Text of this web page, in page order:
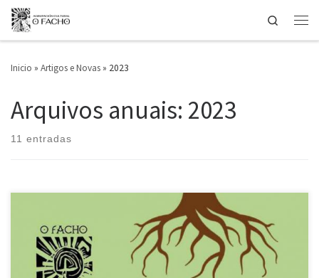
Saltar ao contido
Search
Inicio » Artigos e Novas » 2023
Arquivos anuais: 2023
11 entradas
O pasado 19 de decembro, no local de Portas Ártabras, O Facho
conmemorou os seus 60 anos como faro luminoso na defensa da